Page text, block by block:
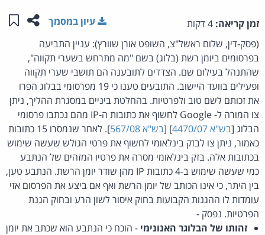
זמן קריאה: שתפו
עיון במסמך
(פסק-דין, שלום ראשל"צ, השופט אורן שוורץ): עניין התביעה
בפרסומים ביומן רשת (בלוג) בשם "מה מתרחש בשערי תקווה",
שהתנהל בעילום שם. הצדדים לתובענה הם תושבי שערי תקווה
ופעילים בוועד היישוב. התובעים טענו כי 19 מפרסומי בבלוג הפרו
את זכותם לשם טוב ולפרטיות. בהחלטת ביניים במסגרת ההליך, ניתן
צו המורה ל- Google לחשוף את כתובות ה-IP מהם נכתבו פרסומי
הבלוג [בש"א 4470/07 ] [בש"א 567/08
]. לאחר שנמסרו 15 כתובות
כאמור, ניתן צו לבזק בינלאומי לחשוף את פרטי הגולש שעשה שימוש
בכתובות אלה. בזק בינלאומי מסרה את פרטיו המזהים של הנתבע
כמי שעשה שימוש ב-4 כתובות IP מהן שודר יומן הרשת. הנתבע טען,
בין היתר, כי אינו הכותב של יומן הרשת ואף אם ביצע את הפרסום אזי
עומדות לו ההגנות הקבועות בחוק איסור לשון הרע ובחוק הגנת
הפרטיות. נפסק -
זהותו של הבלוגר האנונימי - הוכח כי הנתבע הוא שכתב את יומן